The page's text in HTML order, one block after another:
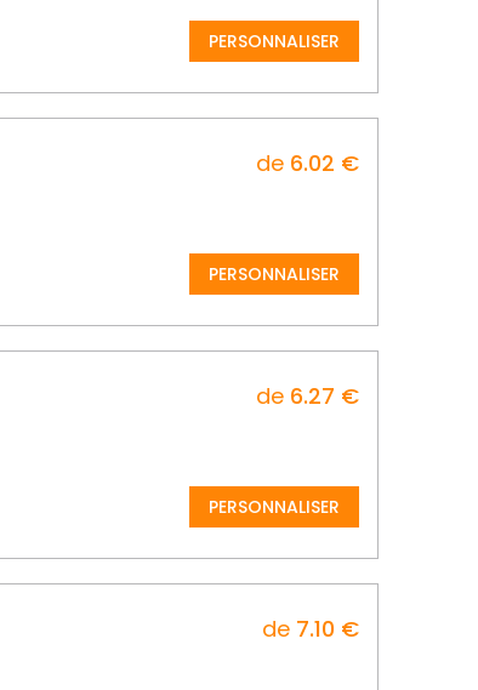
PERSONNALISER
de 6.02 €
PERSONNALISER
de 6.27 €
PERSONNALISER
de 7.10 €